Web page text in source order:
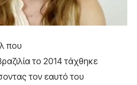
που
το 2014 τάχθηκε
τον εαυτό του